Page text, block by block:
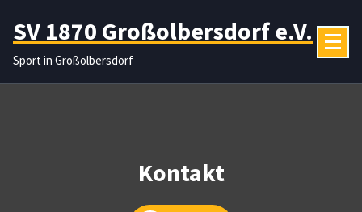
Inhalt
springen
SV 1870 Großolbersdorf e.V.
Sport in Großolbersdorf
Kontakt